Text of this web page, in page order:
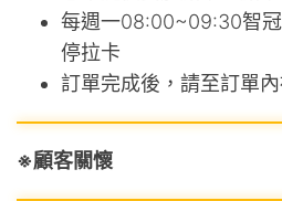
每週一08:00~09:30智
停拉卡
訂單完成後，請至訂單
※顧客關懷